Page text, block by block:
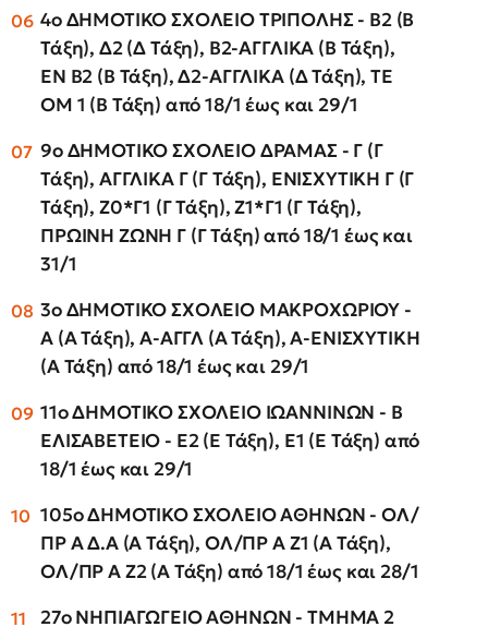
4ο ΔΗΜΟΤΙΚΟ ΣΧΟΛΕΙΟ ΤΡΙΠΟΛΗΣ - Β2 (Β
Τάξη), Δ2 (Δ Τάξη), Β2-ΑΓΓΛΙΚΑ (Β Τάξη),
ΕΝ Β2 (Β Τάξη), Δ2-ΑΓΓΛΙΚΑ (Δ Τάξη), ΤΕ
ΟΜ 1 (Β Τάξη) από 18/1 έως και 29/1
9ο ΔΗΜΟΤΙΚΟ ΣΧΟΛΕΙΟ ΔΡΑΜΑΣ - Γ (Γ
Τάξη), ΑΓΓΛΙΚΑ Γ (Γ Τάξη), ΕΝΙΣΧΥΤΙΚΗ Γ (Γ
Τάξη), Ζ0*Γ1 (Γ Τάξη), Ζ1*Γ1 (Γ Τάξη),
ΠΡΩΙΝΗ ΖΩΝΗ Γ (Γ Τάξη) από 18/1 έως και
31/1
3ο ΔΗΜΟΤΙΚΟ ΣΧΟΛΕΙΟ ΜΑΚΡΟΧΩΡΙΟΥ -
Α (Α Τάξη), Α-ΑΓΓΛ (Α Τάξη), Α-ΕΝΙΣΧΥΤΙΚΗ
(Α Τάξη) από 18/1 έως και 29/1
11ο ΔΗΜΟΤΙΚΟ ΣΧΟΛΕΙΟ ΙΩΑΝΝΙΝΩΝ - Β
ΕΛΙΣΑΒΕΤΕΙΟ - Ε2 (Ε Τάξη), Ε1 (Ε Τάξη) από
18/1 έως και 29/1
105ο ΔΗΜΟΤΙΚΟ ΣΧΟΛΕΙΟ ΑΘΗΝΩΝ - ΟΛ/
ΠΡ Α Δ.Α (Α Τάξη), ΟΛ/ΠΡ Α Ζ1 (Α Τάξη),
ΟΛ/ΠΡ Α Ζ2 (Α Τάξη) από 18/1 έως και 28/1
27ο ΝΗΠΙΑΓΩΓΕΙΟ ΑΘΗΝΩΝ - ΤΜΗΜΑ 2